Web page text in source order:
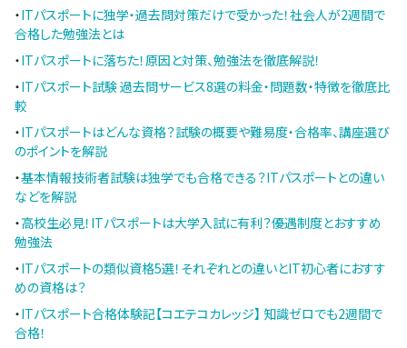
・ITパスポートに独学・過去問対策だけで受かった！社会人が2週間で
合格した勉強法とは
・ITパスポートに落ちた！原因と対策、勉強法を徹底解説！
・ITパスポート試験 過去問サービス8選の料金・問題数・特徴を徹底比
較
・ITパスポートはどんな資格？試験の概要や難易度・合格率、講座選び
のポイントを解説
・基本情報技術者試験は独学でも合格できる？ITパスポートとの違い
などを解説
・高校生必見！ITパスポートは大学入試に有利？優遇制度とおすすめ
勉強法
・ITパスポートの類似資格5選！それぞれとの違いとIT初心者におすす
めの資格は？
・ITパスポート合格体験記【コエテコカレッジ】 知識ゼロでも2週間で
合格！